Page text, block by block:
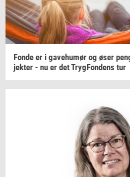
Fonde er i ga­ve­hu­mør og øser
jek­ter - nu er detTryg­Fon­dens tur